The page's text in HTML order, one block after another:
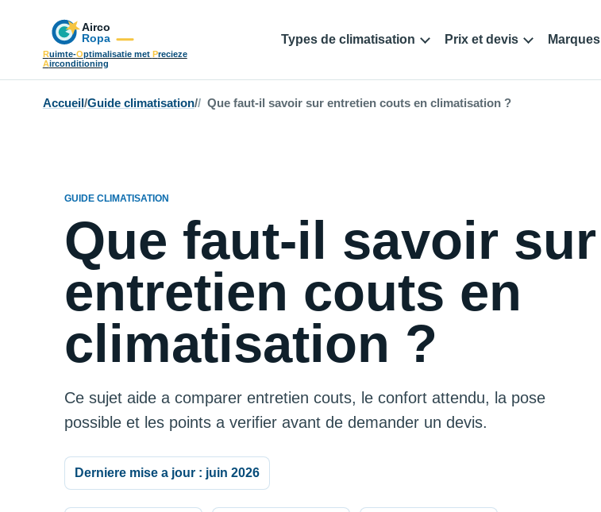
Ruimte-Optimalisatie met Precieze
Airconditioning
Types de climatisation Prix et devis Marques
Accueil /Guide climatisation/ Que faut-il savoir sur entretien couts en climatisation ?
GUIDE CLIMATISATION
Que faut-il savoir sur
entretien couts en
climatisation ?
Ce sujet aide a comparer entretien couts, le confort attendu, la pose
possible et les points a verifier avant de demander un devis.
Derniere mise a jour : juin 2026